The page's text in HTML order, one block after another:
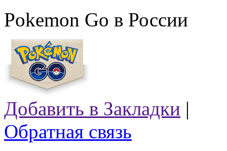
Pokemon Go в России
Добавить в Закладки |
Обратная связь